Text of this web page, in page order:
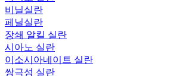
비닐실란
페닐실란
장쇄 알킬 실란
시아노 실란
이소시아네이트 실란
쌍극성 실란